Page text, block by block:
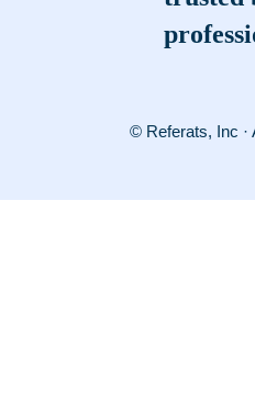
© Referats, Inc ·